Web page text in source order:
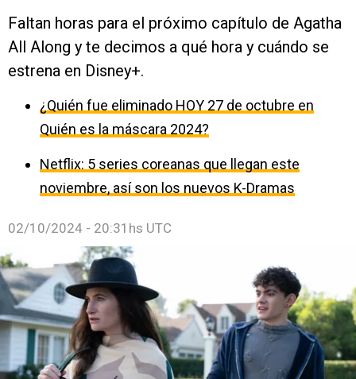
Faltan horas para el próximo capítulo de Agatha
All Along y te decimos a qué hora y cuándo se
estrena en Disney+.
¿Quién fue eliminado HOY 27 de octubre en
Quién es la máscara 2024?
Netflix: 5 series coreanas que llegan este
noviembre, así son los nuevos K-Dramas
02/10/2024 - 20:31hs UTC